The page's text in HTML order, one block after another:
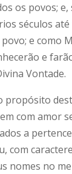
os povos; e,
séculos
e como
e
Vontade.
propósito
com amor
a
com
nomes no